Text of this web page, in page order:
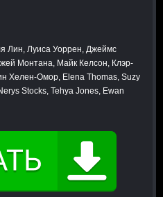
Лин, Луиса Уоррен, Джеймс
Монтана, Майк Келсон, Клэр-
Хелен-Омор, Elena Thomas, Suzy
Stocks, Tehya Jones, Ewan